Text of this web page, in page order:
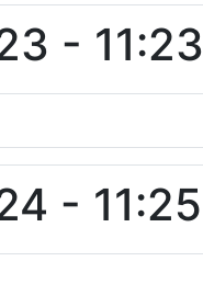
- 11:23
- 11:25